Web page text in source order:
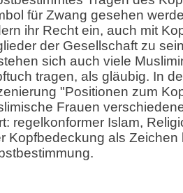
für Zwang gesehen
ihr Recht ein, auch mit
der Gesellschaft zu
sich auch viele
tragen, als gläubig. In
"Positionen zum
Frauen
regelkonformer Islam,
Kopfbedeckung als Zeichen